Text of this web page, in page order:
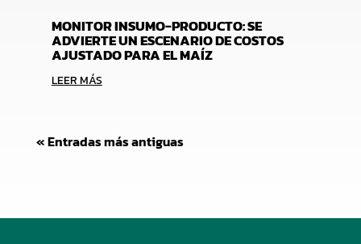
MONITOR INSUMO-PRODUCTO: SE
ADVIERTE UN ESCENARIO DE COSTOS
AJUSTADO PARA EL MAÍZ
LEER MÁS
« Entradas más antiguas